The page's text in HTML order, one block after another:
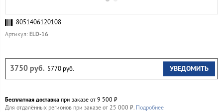
8051406120108
Артикул: ELD-16
3750 руб. 5770 руб. УВЕДОМИТЬ
Бесплатная доставка при заказе от 9 500 ₽
Для отдалённых регионов при заказе от 25 000 ₽.
Подробнее